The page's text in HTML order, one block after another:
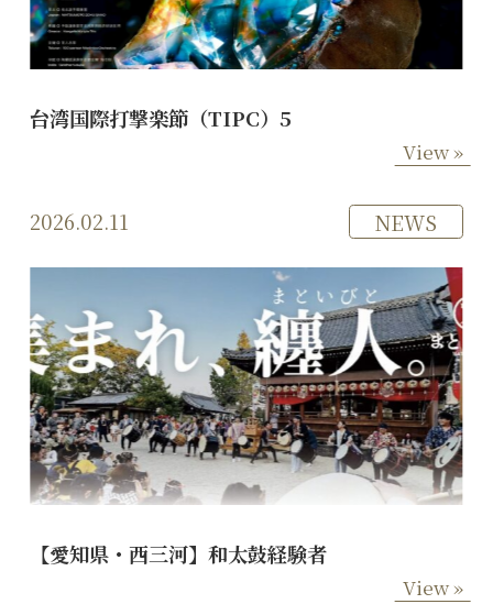
台湾国際打撃楽節（TIPC）5
View »
2026.02.11 NEWS
【愛知県・西三河】和太鼓経験者
View »